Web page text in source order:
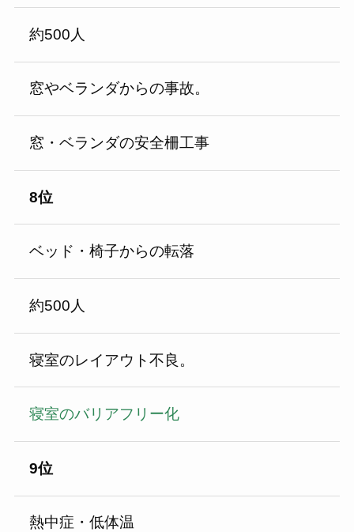
約500人
窓やベランダからの事故。
窓・ベランダの安全柵工事
8位
ベッド・椅子からの転落
約500人
寝室のレイアウト不良。
寝室のバリアフリー化
9位
熱中症・低体温